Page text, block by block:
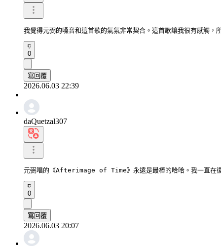
我覺得元弼的嗓音和這首歌的氣氛非常契合。這首歌讓我很有感觸，
0
寫回覆
2026.06.03 22:39
daQuetzal307
元弼唱的《Afterimage of Time》永遠是最棒的哈哈。我一直在
0
寫回覆
2026.06.03 20:07